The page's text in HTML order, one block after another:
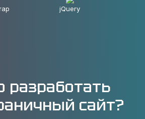
jQuery
разработать
сайт?